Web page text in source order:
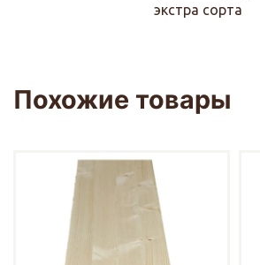
экстра сорта
Похожие товары